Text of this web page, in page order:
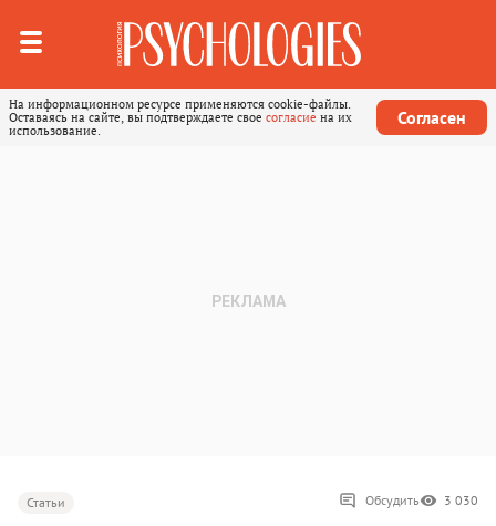
На информационном ресурсе применяются cookie-файлы.
Оставаясь на сайте, вы подтверждаете свое согласие на их
использование.
Согласен
Статьи Обсудить 3 030